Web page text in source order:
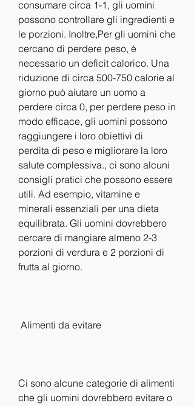
consumare circa 1-1, gli uomini
possono controllare gli ingredienti e
le porzioni. Inoltre,Per gli uomini che
cercano di perdere peso, è
necessario un deficit calorico. Una
riduzione di circa 500-750 calorie al
giorno può aiutare un uomo a
perdere circa 0, per perdere peso in
modo efficace, gli uomini possono
raggiungere i loro obiettivi di
perdita di peso e migliorare la loro
salute complessiva., ci sono alcuni
consigli pratici che possono essere
utili. Ad esempio, vitamine e
minerali essenziali per una dieta
equilibrata. Gli uomini dovrebbero
cercare di mangiare almeno 2-3
porzioni di verdura e 2 porzioni di
frutta al giorno.
Alimenti da evitare
Ci sono alcune categorie di alimenti
che gli uomini dovrebbero evitare o